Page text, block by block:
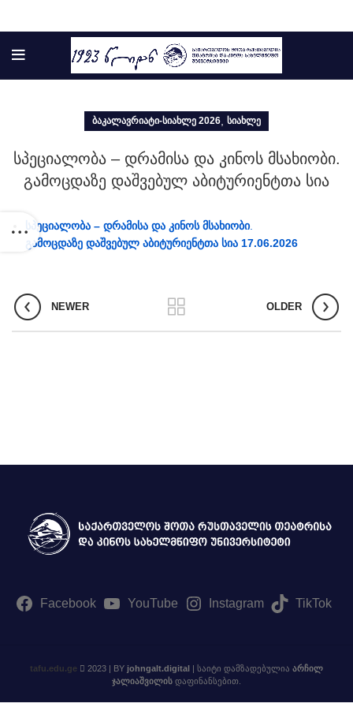
ᲑᲐᲙᲐᲚᲐᲕᲠᲘᲐᲢᲘ-ᲡᲘᲐᲮᲚᲔ 2026 ᲡᲘᲐᲮᲚᲔ
სპეციალობა – დრამისა და კინოს მსახიობი.
გამოცდაზე დაშვებულ აბიტურიენტთა სია
სპეციალობა – დრამისა და კინოს მსახიობი.
გამოცდაზე დაშვებულ აბიტურიენტთა სია 17.06.2026
NEWER OLDER
Facebook YouTube Instagram TikTok
tafu.edu.ge 2023 | BY johngalt.digital | საიტი დამზადებულია არჩილ
ჯალიაშვილის დაფინანსებით.